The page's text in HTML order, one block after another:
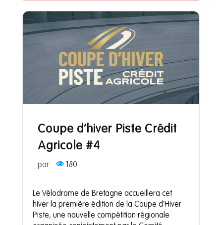
Coupe d’hiver Piste Crédit
Agricole #4
par 180
Le Vélodrome de Bretagne accueillera cet
hiver la première édition de la Coupe d’Hiver
Piste, une nouvelle compétition régionale